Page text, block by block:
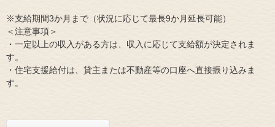
※支給期間3か月まで（状況に応じて最長9か月延長可能）
＜注意事項＞
・一定以上の収入がある方は、収入に応じて支給額が決定されま
す。
・住宅支援給付は、貸主または不動産等の口座へ直接振り込みま
す。​